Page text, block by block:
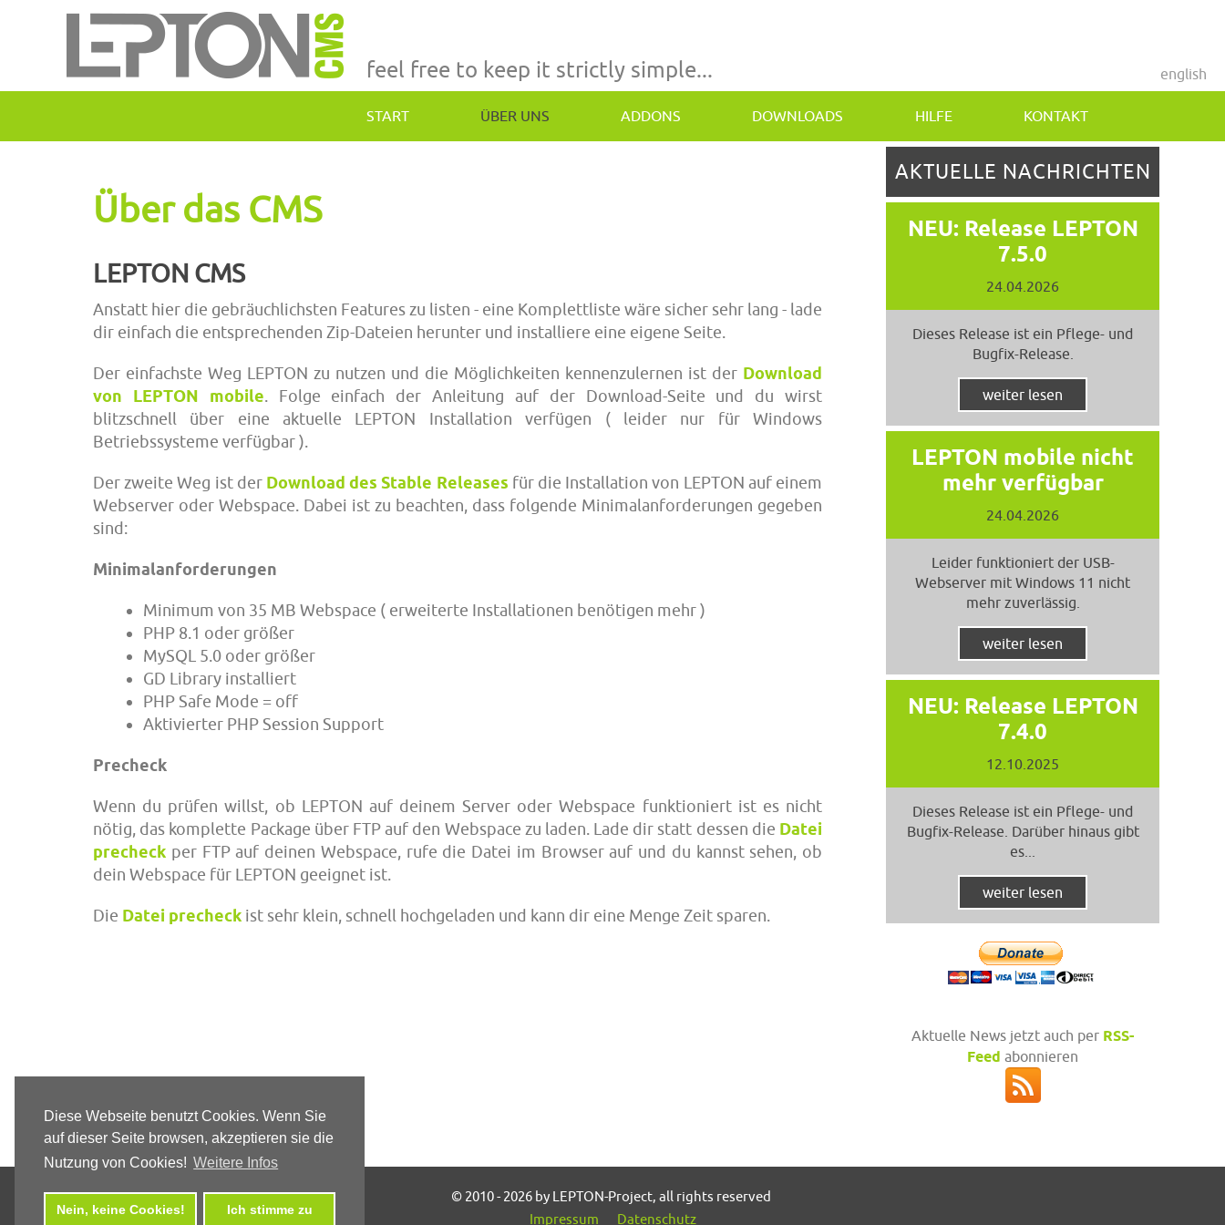
Diese Webseite benutzt Cookies. Wenn Sie
auf dieser Seite browsen, akzeptieren sie die
Nutzung von Cookies! Weitere Infos
Nein, keine Cookies! Ich stimme zu
feel free to keep it strictly simple...
START ÜBER UNS ADDONS DOWNLOADS HILFE KONTAKT
english
Über das CMS
LEPTON CMS
Anstatt hier die gebräuchlichsten Features zu listen - eine Komplettliste wäre sicher sehr lang - lade
dir einfach die entsprechenden Zip-Dateien herunter und installiere eine eigene Seite.
Der einfachste Weg LEPTON zu nutzen und die Möglichkeiten kennenzulernen ist der Download
von LEPTON mobile. Folge einfach der Anleitung auf der Download-Seite und du wirst
blitzschnell über eine aktuelle LEPTON Installation verfügen ( leider nur für Windows
Betriebssysteme verfügbar ).
Der zweite Weg ist der Download des Stable Releases für die Installation von LEPTON auf einem
Webserver oder Webspace. Dabei ist zu beachten, dass folgende Minimalanforderungen gegeben
sind:
Minimalanforderungen
Minimum von 35 MB Webspace ( erweiterte Installationen benötigen mehr )
PHP 8.1 oder größer
MySQL 5.0 oder größer
GD Library installiert
PHP Safe Mode = off
Aktivierter PHP Session Support
Precheck
Wenn du prüfen willst, ob LEPTON auf deinem Server oder Webspace funktioniert ist es nicht
nötig, das komplette Package über FTP auf den Webspace zu laden. Lade dir statt dessen die Datei
precheck per FTP auf deinen Webspace, rufe die Datei im Browser auf und du kannst sehen, ob
dein Webspace für LEPTON geeignet ist.
Die Datei precheck ist sehr klein, schnell hochgeladen und kann dir eine Menge Zeit sparen.
AKTUELLE NACHRICHTEN
NEU: Release LEPTON
7.5.0
24.04.2026
Dieses Release ist ein Pflege- und
Bugfix-Release.
weiter lesen
LEPTON mobile nicht
mehr verfügbar
24.04.2026
Leider funktioniert der USB-
Webserver mit Windows 11 nicht
mehr zuverlässig.
weiter lesen
NEU: Release LEPTON
7.4.0
12.10.2025
Dieses Release ist ein Pflege- und
Bugfix-Release. Darüber hinaus gibt
es...
weiter lesen
Aktuelle News jetzt auch per RSS-
Feed abonnieren
© 2010 - 2026 by LEPTON-Project, all rights reserved
Impressum
Datenschutz